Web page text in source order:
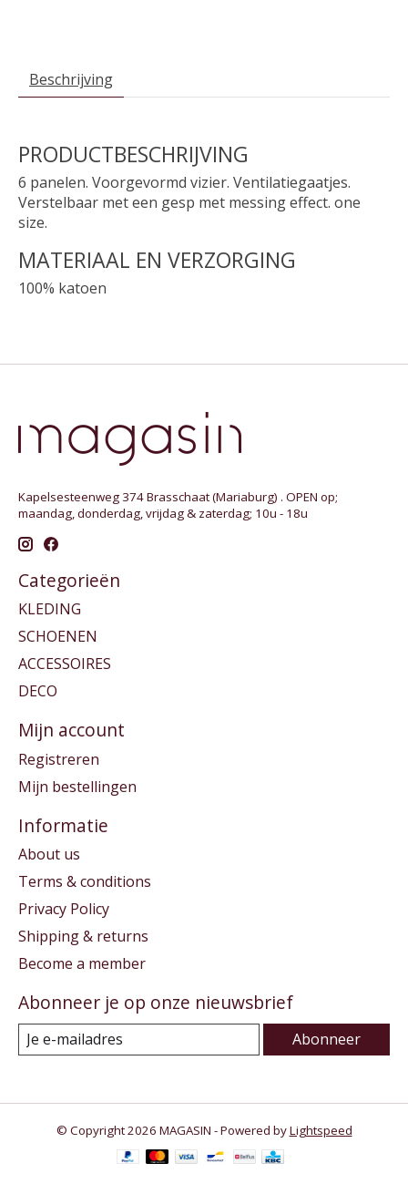
Beschrijving
PRODUCTBESCHRIJVING
6 panelen. Voorgevormd vizier. Ventilatiegaatjes.
Verstelbaar met een gesp met messing effect. one
size.
MATERIAAL EN VERZORGING
100% katoen
Kapelsesteenweg 374 Brasschaat (Mariaburg) . OPEN op;
maandag, donderdag, vrijdag & zaterdag; 10u - 18u
Categorieën
KLEDING
SCHOENEN
ACCESSOIRES
DECO
Mijn account
Registreren
Mijn bestellingen
Informatie
About us
Terms & conditions
Privacy Policy
Shipping & returns
Become a member
Abonneer je op onze nieuwsbrief
Abonneer
© Copyright 2026 MAGASIN - Powered byLightspeed